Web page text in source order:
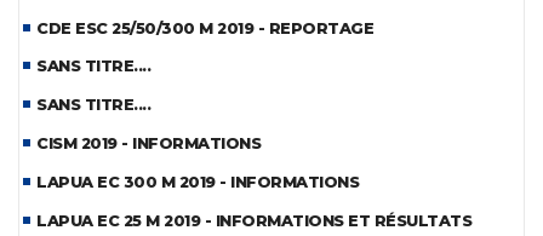
CDE ESC 25/50/300 M 2019 - REPORTAGE
SANS TITRE....
SANS TITRE....
CISM 2019 - INFORMATIONS
LAPUA EC 300 M 2019 - INFORMATIONS
LAPUA EC 25 M 2019 - INFORMATIONS ET RÉSULTATS